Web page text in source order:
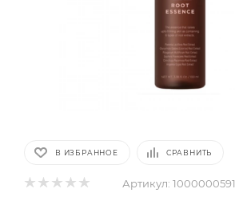
В ИЗБРАННОЕ СРАВНИТЬ
Артикул: 1000000591